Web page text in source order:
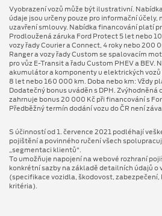
Vyobrazení vozů může být ilustrativní.
údaje jsou určeny pouze pro informační účely,
uzavření smlouvy. Nabídka financování platí
Prodloužená záruka Ford Protect 5 let nebo
vozy řady Courier a Connect, 4 roky nebo 200
Ranger a vozy řady Custom se spalovacím
pro vůz E-Transit a řadu Custom PHEV a BEV.
akumulátor a komponenty u elektrických
8 let nebo 160 000 km. Doba nebo km: Vždy
Dodatečný bonus uváděn s DPH. Zvýhodněná
zahrnuje bonus 20 000 Kč při financování s
Předběžný termín dodání vozu do ČR není
S účinností od 1. července 2021 podléhají
pojištění a povinného ručení všech
„segmentaci klientů“.
To umožňuje napojení na webové rozhraní
konkrétní sazby na základě detailních údajů o
(specifikace vozidla, škodovost,
kritéria).